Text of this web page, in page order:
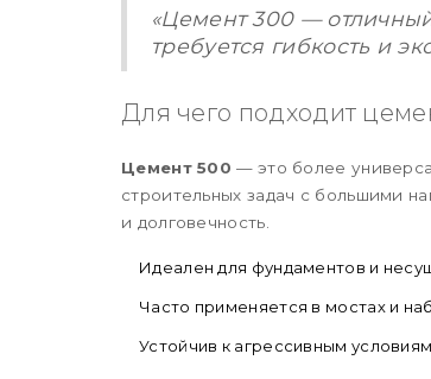
«Цемент 300 —
требуется гибкость и
Для чего подходит
Цемент 500 — это более
строительных задач с большими
и долговечность.
Идеален для фундаментов и
Часто применяется в мостах и
Устойчив к агрессивным